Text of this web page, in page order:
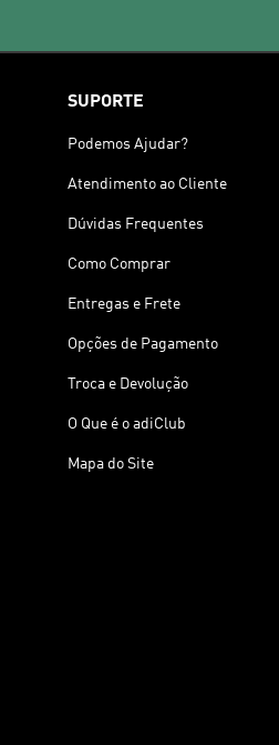
SUPORTE
Podemos Ajudar?
Atendimento ao Cliente
Dúvidas Frequentes
Como Comprar
Entregas e Frete
Opções de Pagamento
Troca e Devolução
O Que é o adiClub
Mapa do Site